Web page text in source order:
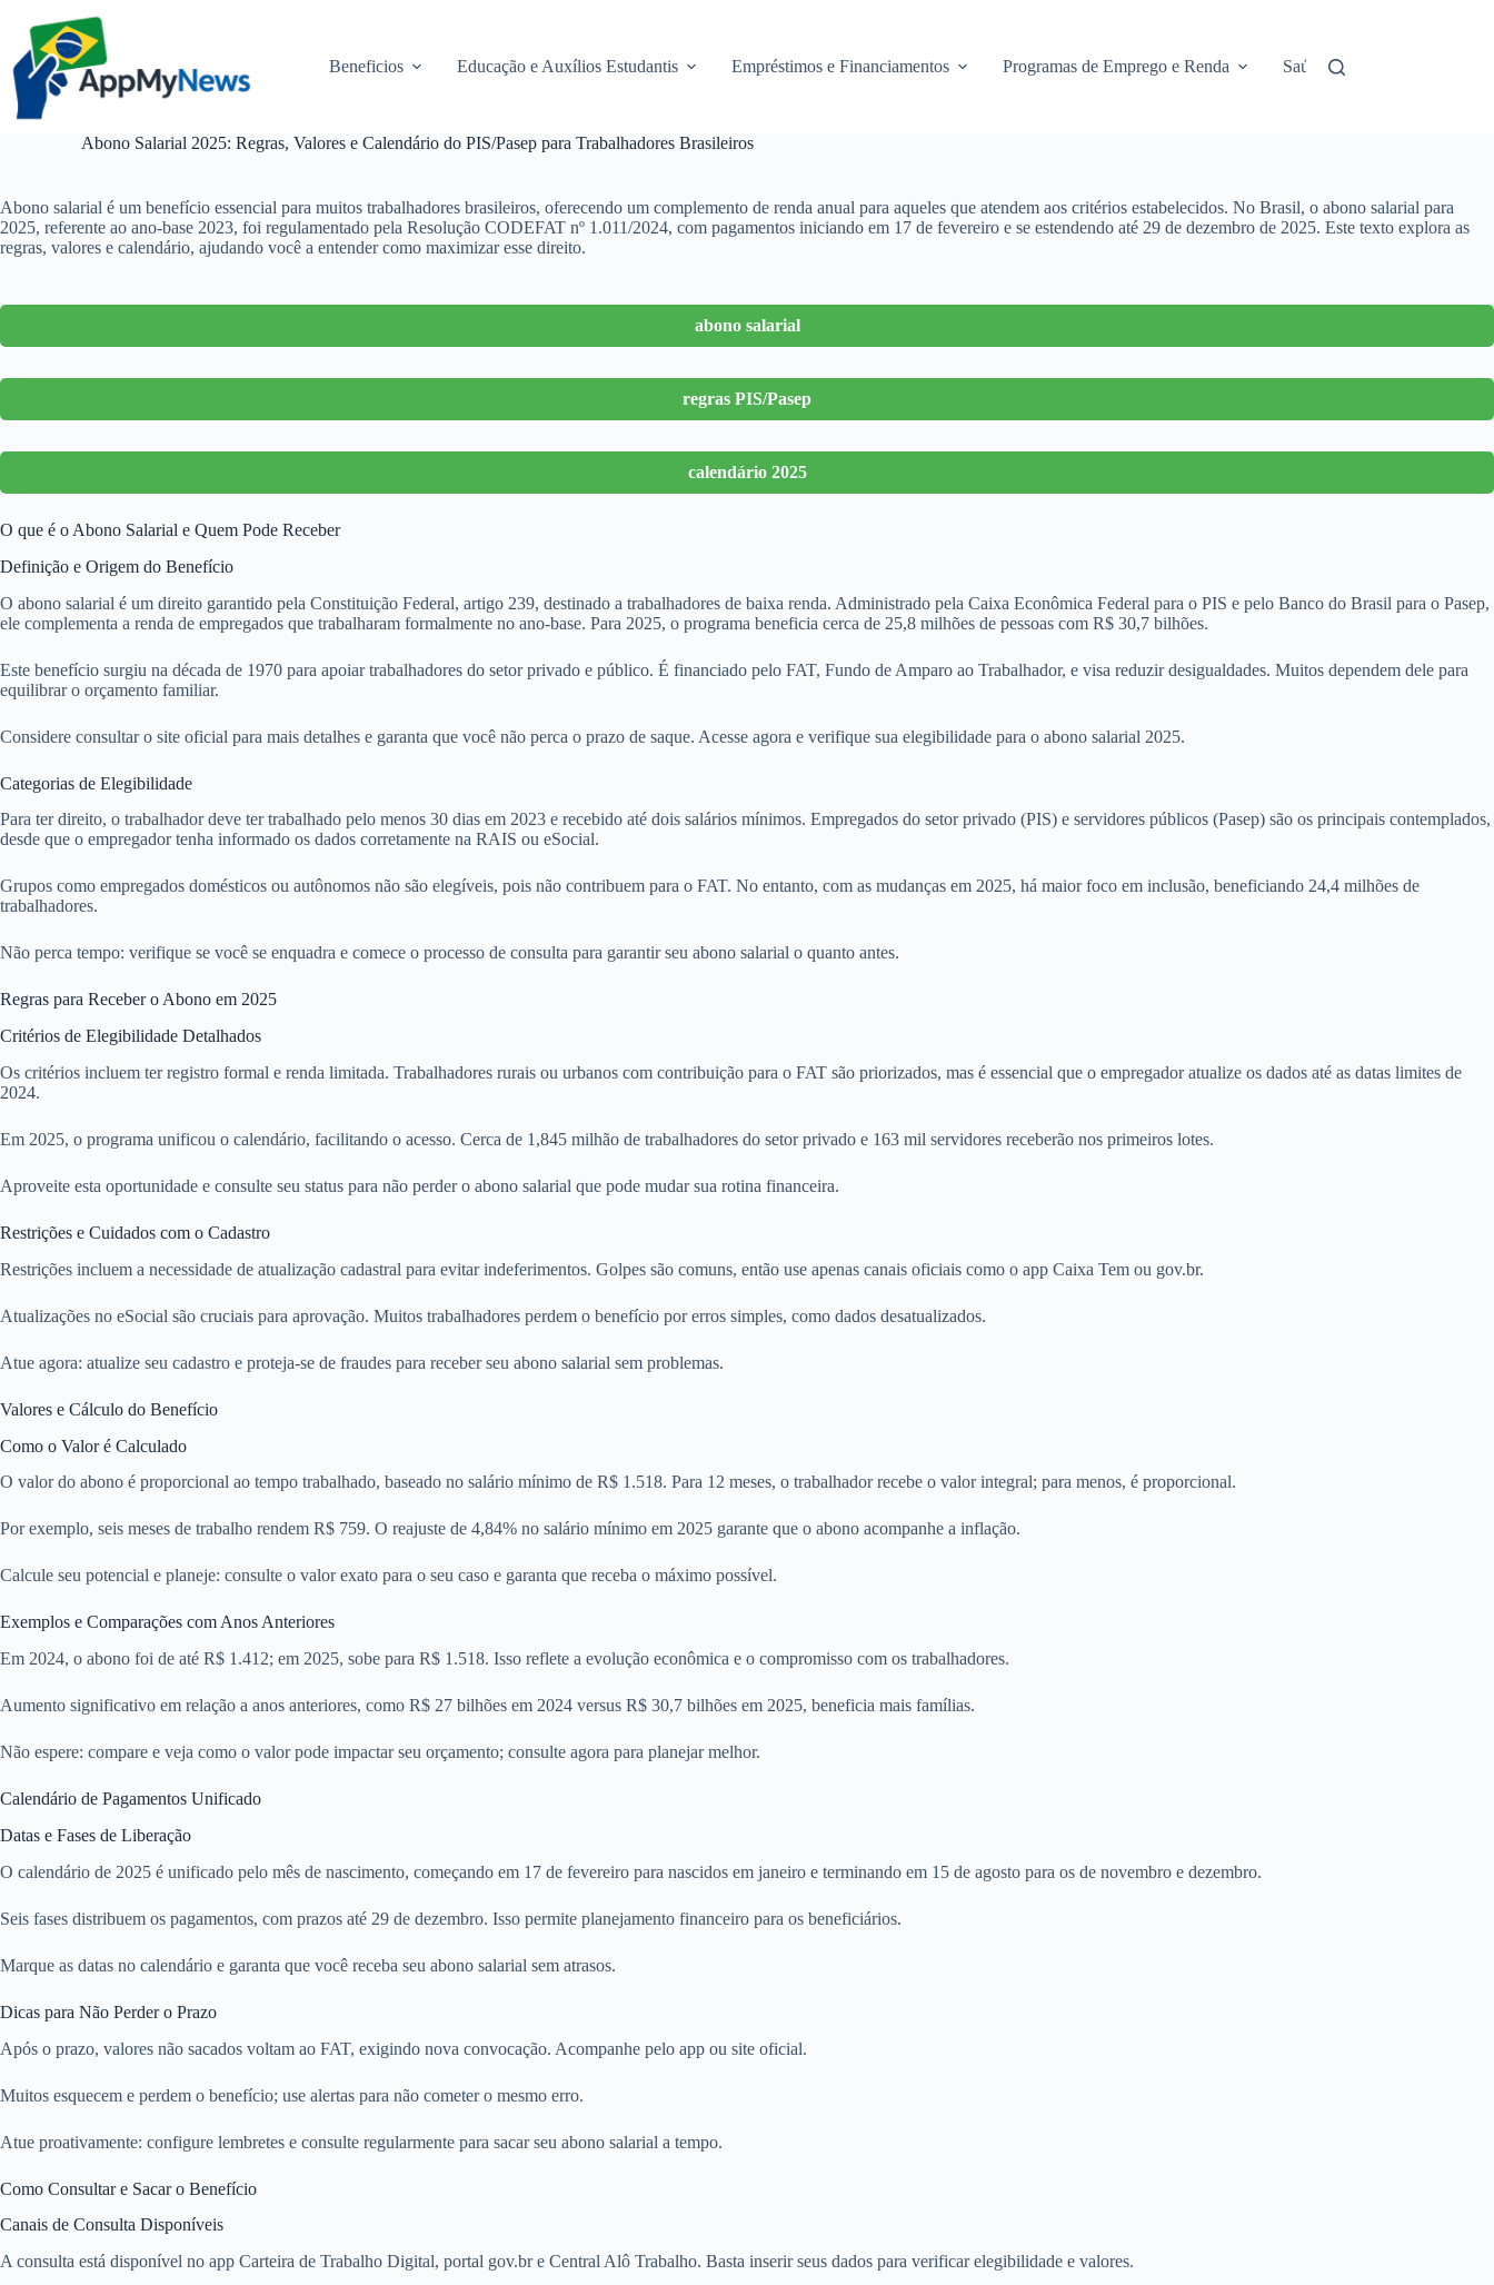
conteúdo
Beneficios Educação e Auxílios Estudantis Empréstimos e Financiamentos Programas de Emprego e Renda Saúde e Assistência
Abono Salarial 2025: Regras, Valores e Calendário do PIS/Pasep para Trabalhadores Brasileiros
Abono salarial é um benefício essencial para muitos trabalhadores brasileiros, oferecendo um complemento de renda anual para aqueles que atendem aos critérios estabelecidos. No Brasil, o abono salarial para
2025, referente ao ano-base 2023, foi regulamentado pela Resolução CODEFAT nº 1.011/2024, com pagamentos iniciando em 17 de fevereiro e se estendendo até 29 de dezembro de 2025. Este texto explora as
regras, valores e calendário, ajudando você a entender como maximizar esse direito.
abono salarial
regras PIS/Pasep
calendário 2025
O que é o Abono Salarial e Quem Pode Receber
Definição e Origem do Benefício
O abono salarial é um direito garantido pela Constituição Federal, artigo 239, destinado a trabalhadores de baixa renda. Administrado pela Caixa Econômica Federal para o PIS e pelo Banco do Brasil para o Pasep,
ele complementa a renda de empregados que trabalharam formalmente no ano-base. Para 2025, o programa beneficia cerca de 25,8 milhões de pessoas com R$ 30,7 bilhões.
Este benefício surgiu na década de 1970 para apoiar trabalhadores do setor privado e público. É financiado pelo FAT, Fundo de Amparo ao Trabalhador, e visa reduzir desigualdades. Muitos dependem dele para
equilibrar o orçamento familiar.
Considere consultar o site oficial para mais detalhes e garanta que você não perca o prazo de saque. Acesse agora e verifique sua elegibilidade para o abono salarial 2025.
Categorias de Elegibilidade
Para ter direito, o trabalhador deve ter trabalhado pelo menos 30 dias em 2023 e recebido até dois salários mínimos. Empregados do setor privado (PIS) e servidores públicos (Pasep) são os principais contemplados,
desde que o empregador tenha informado os dados corretamente na RAIS ou eSocial.
Grupos como empregados domésticos ou autônomos não são elegíveis, pois não contribuem para o FAT. No entanto, com as mudanças em 2025, há maior foco em inclusão, beneficiando 24,4 milhões de
trabalhadores.
Não perca tempo: verifique se você se enquadra e comece o processo de consulta para garantir seu abono salarial o quanto antes.
Regras para Receber o Abono em 2025
Critérios de Elegibilidade Detalhados
Os critérios incluem ter registro formal e renda limitada. Trabalhadores rurais ou urbanos com contribuição para o FAT são priorizados, mas é essencial que o empregador atualize os dados até as datas limites de
2024.
Em 2025, o programa unificou o calendário, facilitando o acesso. Cerca de 1,845 milhão de trabalhadores do setor privado e 163 mil servidores receberão nos primeiros lotes.
Aproveite esta oportunidade e consulte seu status para não perder o abono salarial que pode mudar sua rotina financeira.
Restrições e Cuidados com o Cadastro
Restrições incluem a necessidade de atualização cadastral para evitar indeferimentos. Golpes são comuns, então use apenas canais oficiais como o app Caixa Tem ou gov.br.
Atualizações no eSocial são cruciais para aprovação. Muitos trabalhadores perdem o benefício por erros simples, como dados desatualizados.
Atue agora: atualize seu cadastro e proteja-se de fraudes para receber seu abono salarial sem problemas.
Valores e Cálculo do Benefício
Como o Valor é Calculado
O valor do abono é proporcional ao tempo trabalhado, baseado no salário mínimo de R$ 1.518. Para 12 meses, o trabalhador recebe o valor integral; para menos, é proporcional.
Por exemplo, seis meses de trabalho rendem R$ 759. O reajuste de 4,84% no salário mínimo em 2025 garante que o abono acompanhe a inflação.
Calcule seu potencial e planeje: consulte o valor exato para o seu caso e garanta que receba o máximo possível.
Exemplos e Comparações com Anos Anteriores
Em 2024, o abono foi de até R$ 1.412; em 2025, sobe para R$ 1.518. Isso reflete a evolução econômica e o compromisso com os trabalhadores.
Aumento significativo em relação a anos anteriores, como R$ 27 bilhões em 2024 versus R$ 30,7 bilhões em 2025, beneficia mais famílias.
Não espere: compare e veja como o valor pode impactar seu orçamento; consulte agora para planejar melhor.
Calendário de Pagamentos Unificado
Datas e Fases de Liberação
O calendário de 2025 é unificado pelo mês de nascimento, começando em 17 de fevereiro para nascidos em janeiro e terminando em 15 de agosto para os de novembro e dezembro.
Seis fases distribuem os pagamentos, com prazos até 29 de dezembro. Isso permite planejamento financeiro para os beneficiários.
Marque as datas no calendário e garanta que você receba seu abono salarial sem atrasos.
Dicas para Não Perder o Prazo
Após o prazo, valores não sacados voltam ao FAT, exigindo nova convocação. Acompanhe pelo app ou site oficial.
Muitos esquecem e perdem o benefício; use alertas para não cometer o mesmo erro.
Atue proativamente: configure lembretes e consulte regularmente para sacar seu abono salarial a tempo.
Como Consultar e Sacar o Benefício
Canais de Consulta Disponíveis
A consulta está disponível no app Carteira de Trabalho Digital, portal gov.br e Central Alô Trabalho. Basta inserir seus dados para verificar elegibilidade e valores.